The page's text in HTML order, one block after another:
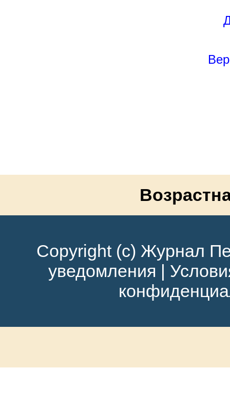
Copyright (c) Журнал
уведомления |